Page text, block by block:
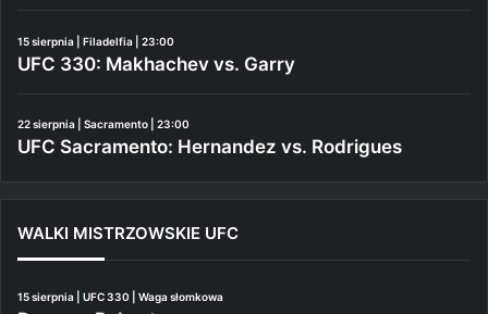
15 sierpnia | Filadelfia | 23:00
UFC 330: Makhachev vs. Garry
22 sierpnia | Sacramento | 23:00
UFC Sacramento: Hernandez vs. Rodrigues
WALKI MISTRZOWSKIE UFC
15 sierpnia | UFC 330 | Waga słomkowa